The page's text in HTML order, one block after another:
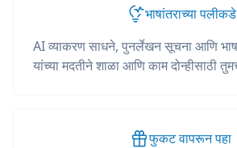
भाषांतराच्या पलीकडे
AI व्याकरण साधने, पुनर्लेखन सूचना आणि
यांच्या मदतीने शाळा आणि काम दोन्हीसाठी
फुकट वापरून पहा